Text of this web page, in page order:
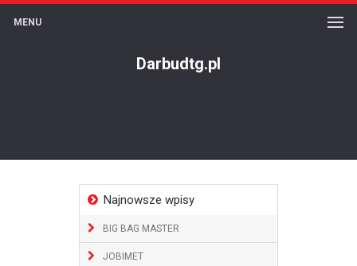
Darbudtg.pl
MENU
Najnowsze wpisy
BIG BAG MASTER
JOBIMET